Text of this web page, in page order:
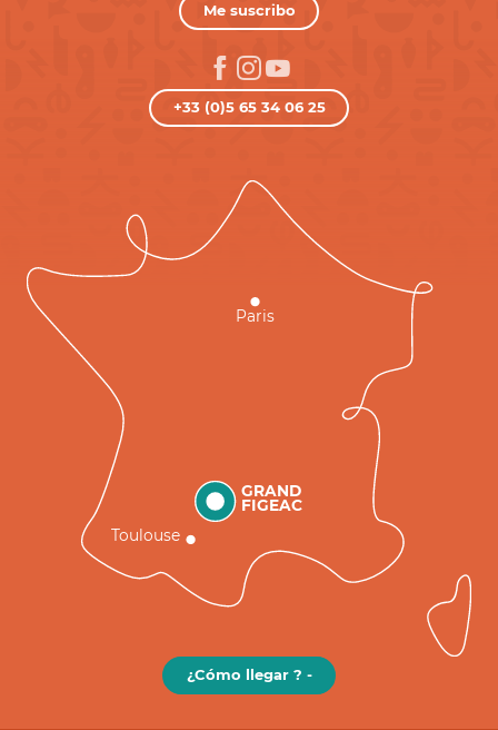
Me suscribo
+33 (0)5 65 34 06 25
GRAND
FIGEAC
Toulouse
Paris
¿Cómo llegar ? -